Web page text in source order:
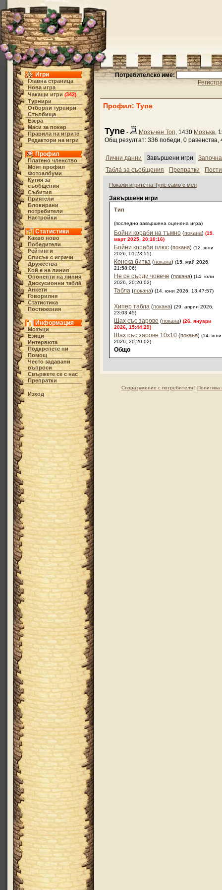
Игри
Главна страница
Нова игра
Чакащи игри (342)
Турнири
Отборни турнири
Стълбища
Езера
Маси за покер
Правила на игрите
Редактори на игри
Профил
Платено членство
Моят профил
Фотоалбуми
Кутия за
съобщения
Събития
Приятели
Блокирани
потребители
Настройки
Статистики
Какво ново
Победители
Рейтинги
Списък с играчи
Дружества
Кой е на линия
Опоненти на линия
Дискусионни табла́
Анкети
Говорилня
Статистика
Постижения
Информация
Мозъци
Езици
Интервюта
Подкрепете ни
Помощ
Често задавани
въпроси
Свържете се с нас
Препратки
Изход
Потребителско име:
Профил: Tyne
Tyne - Мозъчен Топ, 1430 Мозъка,
Общ резултат: 336 победи, 0 равенства,
Лични данни Завършени игри
Табла́ за съобщения
Препратки
Покажи игрите на Tyne само с мен
Завършени игри
Тип
(последно завършена оценена игра)
Бойни кораби на тъмно (покана) (19.
март 2025, 20:10:16)
Бойни кораби плюс (покана) (12. юни
2026, 01:23:55)
Конска битка (покана) (15. май 2026,
21:58:06)
Не се сърди човече (покана) (14. юли
2026, 20:20:02)
Табла (покана) (14. юни 2026, 13:47:57)
Хипер табла (покана) (29. април 2026,
23:03:45)
Шах със зарове (покана) (26. януари
2026, 15:44:29)
Шах със зарове 10х10 (покана) (14. юли
2026, 20:20:02)
Общо
Споразумение с потребителя| Политика